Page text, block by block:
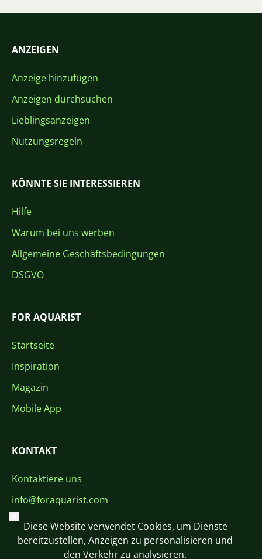
ANZEIGEN
Anzeige hinzufügen
Anzeigen durchsuchen
Lieblingsanzeigen
Nutzungsregeln
KÖNNTE SIE INTERESSIEREN
Hilfe
Warum bei uns werben
Allgemeine Geschäftsbedingungen
DSGVO
FOR AQUARIST
Startseite
Inspiration
Magazin
Mobile App
KONTAKT
Kontaktiere uns
info@foraquarist.com
+420 603 449 602
Schließen
Diese Website verwendet Cookies, um Dienste
bereitzustellen, Anzeigen zu personalisieren und
den Verkehr zu analysieren.